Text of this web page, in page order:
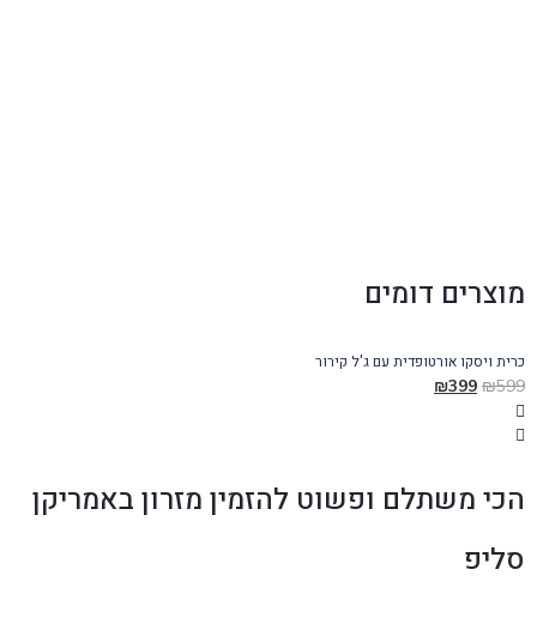
מוצרים דומים
כרית ויסקו אורטופדית עם ג'ל קירור
₪599
₪399
הכי משתלם ופשוט להזמין מזרון באמריקן
סליפ